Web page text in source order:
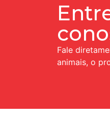
Fale
animais, o